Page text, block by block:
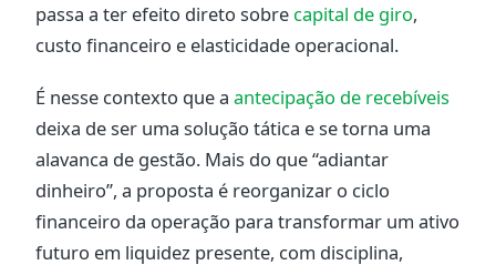
passa a ter efeito direto sobre capital de giro,
custo financeiro e elasticidade operacional.
É nesse contexto que a antecipação de recebíveis
deixa de ser uma solução tática e se torna uma
alavanca de gestão. Mais do que “adiantar
dinheiro”, a proposta é reorganizar o ciclo
financeiro da operação para transformar um ativo
futuro em liquidez presente, com disciplina,